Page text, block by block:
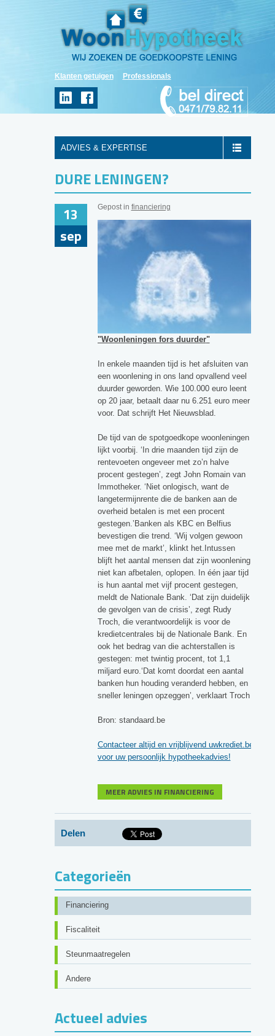
Klanten getuigen Professionals
ADVIES & EXPERTISE
DURE LENINGEN?
13
sep
Gepost in financiering
"Woonleningen fors duurder"
In enkele maanden tijd is het afsluiten van
een woonlening in ons land opvallend veel
duurder geworden. Wie 100.000 euro leent
op 20 jaar, betaalt daar nu 6.251 euro meer
voor. Dat schrijft Het Nieuwsblad.
De tijd van de spotgoedkope woonleningen
lijkt voorbij. ‘In drie maanden tijd zijn de
rentevoeten ongeveer met zo’n halve
procent gestegen’, zegt John Romain van
Immotheker. ‘Niet onlogisch, want de
langetermijnrente die de banken aan de
overheid betalen is met een procent
gestegen.’Banken als KBC en Belfius
bevestigen die trend. ‘Wij volgen gewoon
mee met de markt’, klinkt het.Intussen
blijft het aantal mensen dat zijn woonlening
niet kan afbetalen, oplopen. In één jaar tijd
is hun aantal met vijf procent gestegen,
meldt de Nationale Bank. ‘Dat zijn duidelijk
de gevolgen van de crisis’, zegt Rudy
Troch, die verantwoordelijk is voor de
kredietcentrales bij de Nationale Bank. En
ook het bedrag van die achterstallen is
gestegen: met twintig procent, tot 1,1
miljard euro.‘Dat komt doordat een aantal
banken hun houding veranderd hebben, en
sneller leningen opzeggen’, verklaart Troch
Bron: standaard.be
Contacteer altijd en vrijblijvend uwkrediet.be
voor uw persoonlijk hypotheekadvies!
MEER ADVIES IN FINANCIERING
Delen
Categorieën
Financiering
Fiscaliteit
Steunmaatregelen
Andere
Actueel advies